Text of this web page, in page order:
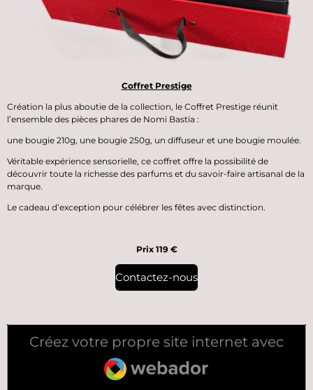
Coffret Prestige
Création la plus aboutie de la collection, le Coffret Prestige réunit
l’ensemble des pièces phares de Nomi Bastia :
une bougie 210g, une bougie 250g, un diffuseur et une bougie moulée.
Véritable expérience sensorielle, ce coffret offre la possibilité de
découvrir toute la richesse des parfums et du savoir-faire artisanal de la
marque.
Le cadeau d’exception pour célébrer les fêtes avec distinction.
Prix 119 €
Contactez-nous
Créez votre propre site internet avec
Webador